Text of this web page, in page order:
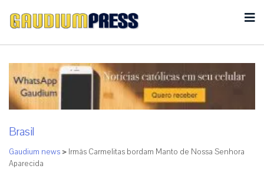
Brasil
Gaudium news > Irmãs Carmelitas bordam Manto de Nossa Senhora
Aparecida